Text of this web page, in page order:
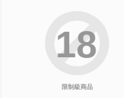
限制級商品
18